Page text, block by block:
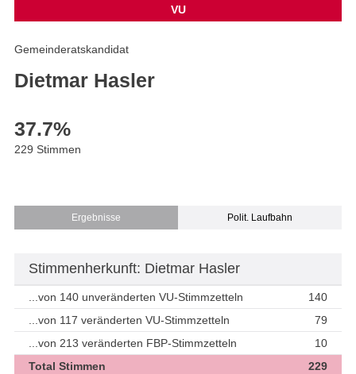
VU
Gemeinderatskandidat
Dietmar Hasler
37.7%
229 Stimmen
Ergebnisse Polit. Laufbahn
Stimmenherkunft: Dietmar Hasler
...von 140 unveränderten VU-Stimmzetteln
140
...von 117 veränderten VU-Stimmzetteln
79
...von 213 veränderten FBP-Stimmzetteln
10
Total Stimmen
229